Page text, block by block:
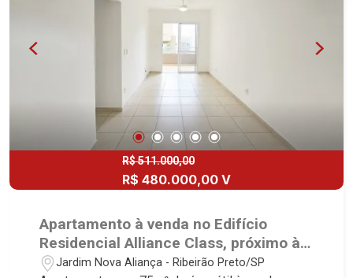
R$ 511.000,00
R$ 480.000,00 V
Apartamento à venda no Edifício
Residencial Alliance Class, próximo à
Faculdade UNIP - Ribeirão Preto/SP.
Jardim Nova Aliança - Ribeirão Preto/SP